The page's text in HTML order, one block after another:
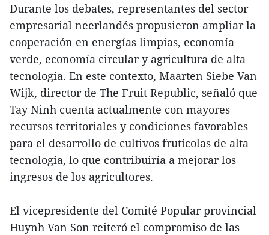
Durante los debates, representantes del sector
empresarial neerlandés propusieron ampliar la
cooperación en energías limpias, economía
verde, economía circular y agricultura de alta
tecnología. En este contexto, Maarten Siebe Van
Wijk, director de The Fruit Republic, señaló que
Tay Ninh cuenta actualmente con mayores
recursos territoriales y condiciones favorables
para el desarrollo de cultivos frutícolas de alta
tecnología, lo que contribuiría a mejorar los
ingresos de los agricultores.
El vicepresidente del Comité Popular provincial
Huynh Van Son reiteró el compromiso de las